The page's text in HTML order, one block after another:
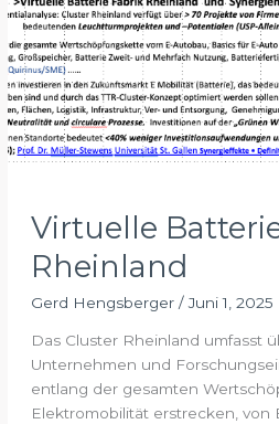
Virtuelle
Rheinland
Gerd Hengsberger /Juni 1, 2025
Das Cluster Rheinland umfasst
Unternehmen und
entlang der gesamten
Elektromobilität erstrecken, von